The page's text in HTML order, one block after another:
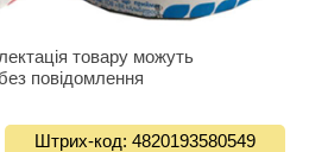
товару можуть
повідомлення
Штрих-код: 4820193580549